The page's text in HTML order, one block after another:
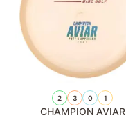
2 3 0 1
CHAMPION AVIAR